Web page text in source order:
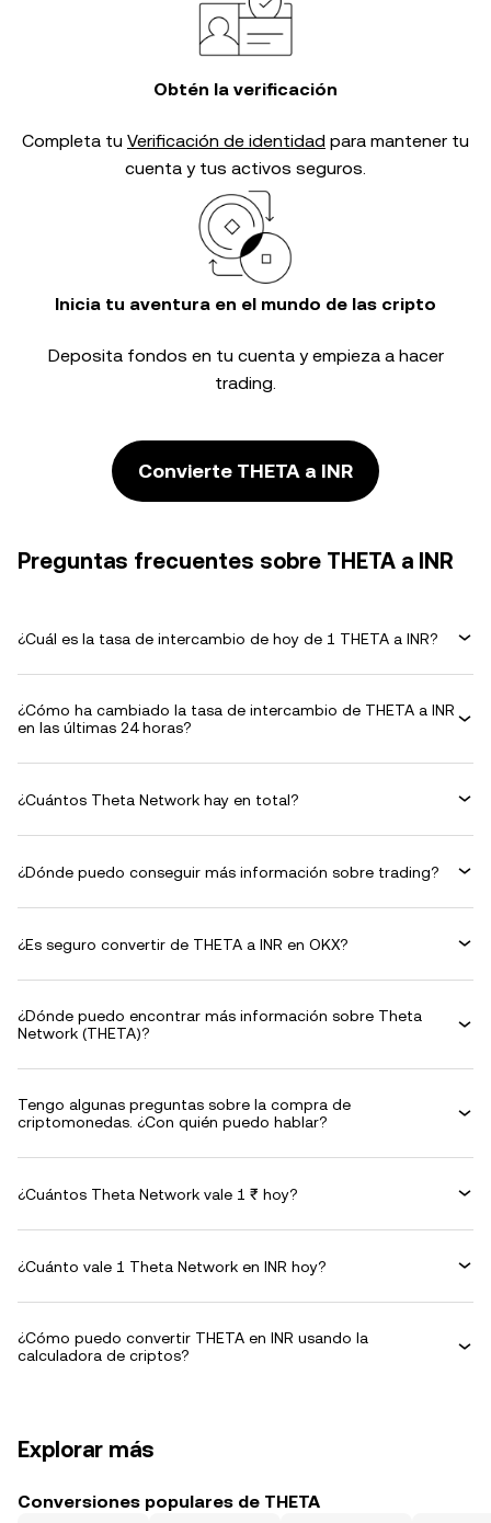
Obtén la verificación
Completa tu Verificación de identidad para mantener tu
cuenta y tus activos seguros.
Inicia tu aventura en el mundo de las cripto
Deposita fondos en tu cuenta y empieza a hacer
trading.
Convierte THETA a INR
Preguntas frecuentes sobre THETA a INR
¿Cuál es la tasa de intercambio de hoy de 1 THETA a INR?
¿Cómo ha cambiado la tasa de intercambio de THETA a INR
en las últimas 24 horas?
¿Cuántos Theta Network hay en total?
¿Dónde puedo conseguir más información sobre trading?
¿Es seguro convertir de THETA a INR en OKX?
¿Dónde puedo encontrar más información sobre Theta
Network (THETA)?
Tengo algunas preguntas sobre la compra de
criptomonedas. ¿Con quién puedo hablar?
¿Cuántos Theta Network vale 1 ₹ hoy?
¿Cuánto vale 1 Theta Network en INR hoy?
¿Cómo puedo convertir THETA en INR usando la
calculadora de criptos?
Explorar más
Conversiones populares de THETA